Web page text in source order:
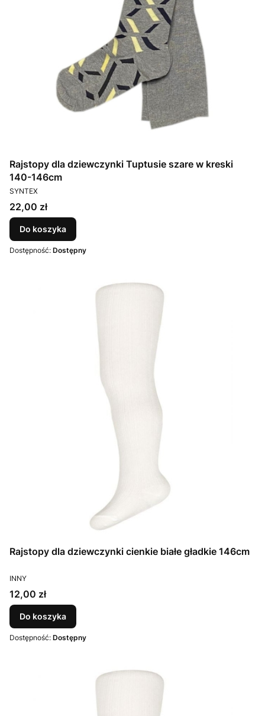
Rajstopy dla dziewczynki Tuptusie szare w kreski
140-146cm
PRODUCENT
SYNTEX
Cena
22,00 zł
Do koszyka
Dostępność: Dostępny
Rajstopy dla dziewczynki cienkie białe gładkie 146cm
PRODUCENT
INNY
Cena
12,00 zł
Do koszyka
Dostępność: Dostępny